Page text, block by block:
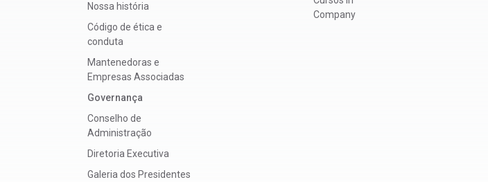
Nossa história
Código de ética e
conduta
Mantenedoras e
Empresas Associadas
Governança
Conselho de
Administração
Diretoria Executiva
Galeria dos Presidentes
Company